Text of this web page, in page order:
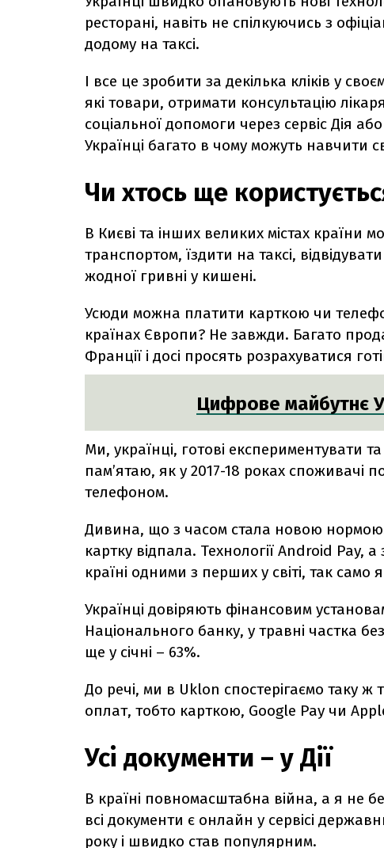
ресторані, навіть не спілкуючись з
додому на таксі.
І все це зробити за декілька кліків у
які товари, отримати консультацію
соціальної допомоги через сервіс Дія
Українці багато в чому можуть навчити
Чи хтось ще
В Києві та інших великих містах країни
транспортом, їздити на таксі,
жодної гривні у кишені.
Усюди можна платити карткою чи
країнах Європи? Не завжди. Багато
Франції і досі просять розрахуватися
Цифрове майбутнє
Ми, українці, готові експериментувати
пам’ятаю, як у 2017-18 роках споживачі
телефоном.
Дивина, що з часом стала новою нормою.
картку відпала. Технології Android Pay,
країні одними з перших у світі, так само
Українці довіряють фінансовим
Національного банку, у травні частка
ще у січні – 63%.
До речі, ми в Uklon спостерігаємо таку ж
оплат, тобто карткою, Google Pay чи
Усі документи – у Дії
В країні повномасштабна війна, а я не
всі документи є онлайн у сервісі
року і швидко став популярним.